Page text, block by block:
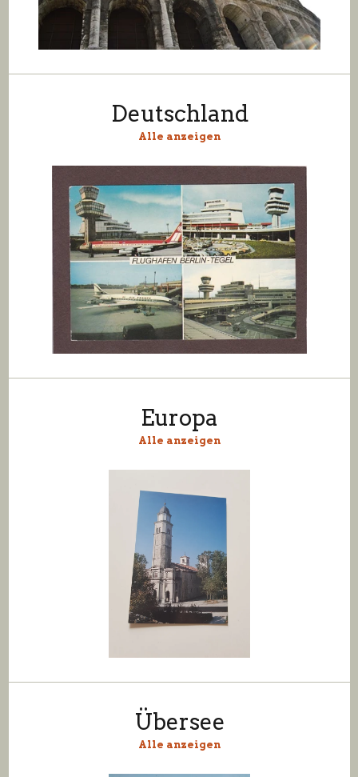
Deutschland
Alle anzeigen
Europa
Alle anzeigen
Übersee
Alle anzeigen